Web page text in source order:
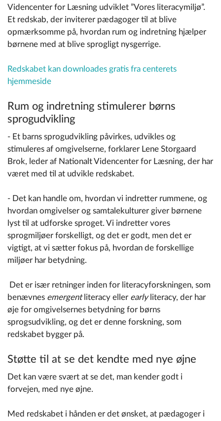
Videncenter for Læsning udviklet ”Vores literacymiljø”.
Et redskab, der inviterer pædagoger til at blive
opmærksomme på, hvordan rum og indretning hjælper
børnene med at blive sprogligt nysgerrige.
Redskabet kan downloades gratis fra centerets
hjemmeside
Rum og indretning stimulerer børns
sprogudvikling
- Et barns sprogudvikling påvirkes, udvikles og
stimuleres af omgivelserne, forklarer Lene Storgaard
Brok, leder af Nationalt Videncenter for Læsning, der har
været med til at udvikle redskabet.
- Det kan handle om, hvordan vi indretter rummene, og
hvordan omgivelser og samtalekulturer giver børnene
lyst til at udforske sproget. Vi indretter vores
sprogmiljøer forskelligt, og det er godt, men det er
vigtigt, at vi sætter fokus på, hvordan de forskellige
miljøer har betydning.
Det er især retninger inden for literacyforskningen, som
benævnes emergentliteracy eller earlyliteracy, der har
øje for omgivelsernes betydning for børns
sprogsudvikling, og det er denne forskning, som
redskabet bygger på.
Støtte til at se det kendte med nye øjne
Det kan være svært at se det, man kender godt i
forvejen, med nye øjne.
Med redskabet i hånden er det ønsket, at pædagoger i